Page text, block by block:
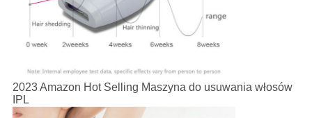
2023 Amazon Hot Selling Maszyna do usuwania włosów
IPL